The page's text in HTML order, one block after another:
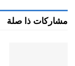
مشاركات ذا صلة